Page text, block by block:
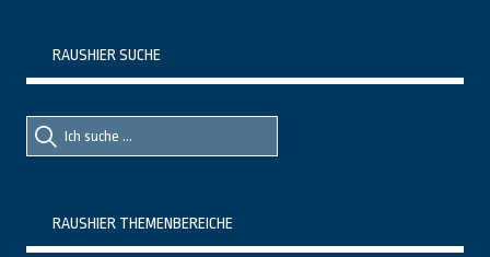
RAUSHIER SUCHE
Suche
nach::
Suche
nach:
RAUSHIER THEMENBEREICHE